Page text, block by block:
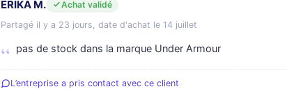
ERIKA M.
Achat validé
Partagé il y a 23 jours, date d'achat le 14 juillet
pas de stock dans la marque Under Armour
L’entreprise a pris contact avec ce client